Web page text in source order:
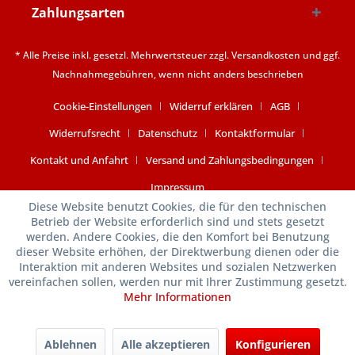
Zahlungsarten
* Alle Preise inkl. gesetzl. Mehrwertsteuer zzgl.Versandkosten und ggf.
Nachnahmegebühren, wenn nicht anders beschrieben
Cookie-Einstellungen Widerruf erklären
AGB
Widerrufsrecht
Datenschutz
Kontaktformular
Kontakt und Anfahrt
Versand und Zahlungsbedingungen
Impressum
Diese Website benutzt Cookies, die für den technischen
Betrieb der Website erforderlich sind und stets gesetzt
werden. Andere Cookies, die den Komfort bei Benutzung
dieser Website erhöhen, der Direktwerbung dienen oder die
Interaktion mit anderen Websites und sozialen Netzwerken
vereinfachen sollen, werden nur mit Ihrer Zustimmung gesetzt.
Mehr Informationen
Ablehnen Alle akzeptieren Konfigurieren